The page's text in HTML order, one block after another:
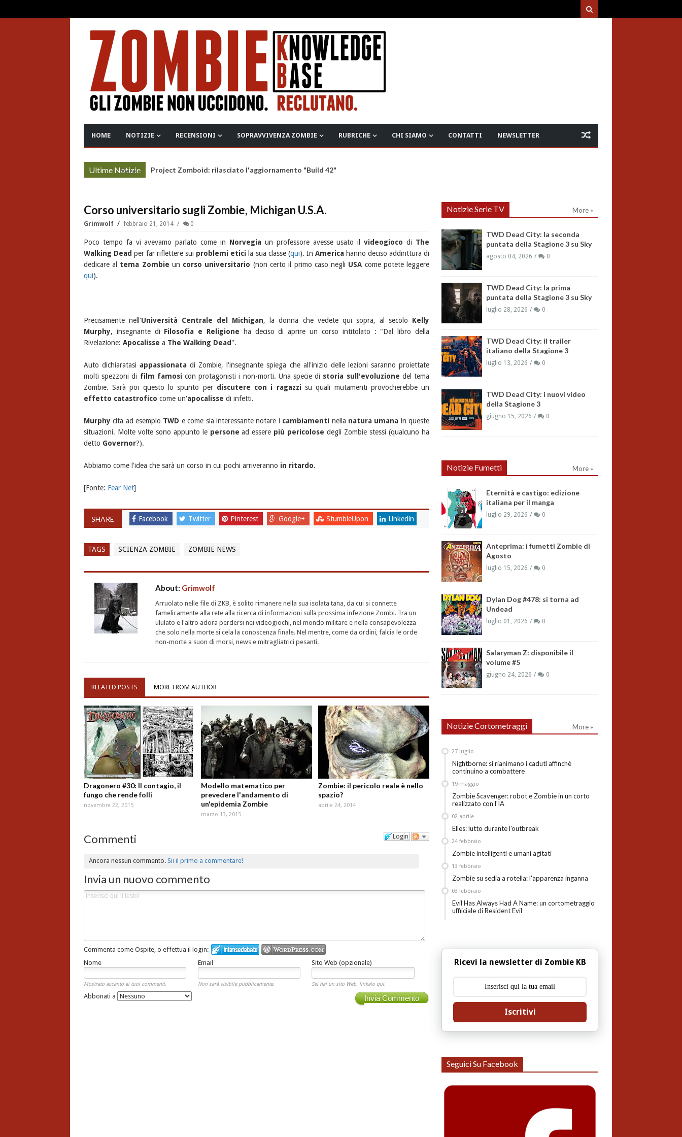
HOME NOTIZIE RECENSIONI SOPRAVVIVENZA ZOMBIE RUBRICHE CHI SIAMO CONTATTI NEWSLETTER
Ultime Notizie
More » Project Zomboid: rilasciato l'aggiornamento "Build 42"
Corso universitario sugli Zombie, Michigan U.S.A.
Grimwolf febbraio 21, 2014 0
Poco tempo fa vi avevamo parlato come in Norvegiaun professore avesse usato ilvideogioco di The
Walking Dead per far riflettere sui problemi etici la sua classe (qui). In Americahanno deciso addirittura di
dedicare al
tema Zombie un corso universitario (non certo il primo caso negli USA come potete leggere
qui).
Precisamente nell'Università Centrale del Michigan, la donna che vedete qui sopra, al secolo Kelly
Murphy, insegnante di Filosofia e Religione ha deciso di aprire un corso intitolato : "Dal libro della
Rivelazione: Apocalisse a The Walking Dead ".
Auto dichiaratasi appassionata di Zombie, l'insegnante spiega che all'inizio delle lezioni saranno proiettate
molti spezzoni di film famosicon protagonisti i non-morti. Una specie di storia sull'evoluzione del tema
Zombie. Sarà poi questo lo spunto per discutere con i ragazzisu quali mutamenti provocherebbe un
effetto catastrofico come un'apocalisse di infetti.
Murphy cita ad esempio TWD e come sia interessante notare i cambiamenti nella natura umana in queste
situazioni. Molte volte sono appunto le persone ad essere più pericolose degli Zombie stessi (qualcuno ha
detto Governor?).
Abbiamo come l'idea che sarà un corso in cui pochi arriveranno in ritardo.
[Fonte: Fear Net]
SHARE Facebook Twitter Pinterest Google+ StumbleUpon Linkedin
TAGS SCIENZA ZOMBIE ZOMBIE NEWS
About: Grimwolf
Arruolato nelle file di ZKB, è solito rimanere nella sua isolata tana, da cui si connette
famelicamente alla rete alla ricerca di informazioni sulla prossima infezione Zombi. Tra un
ululato e l'altro adora perdersi nei videogiochi, nel mondo militare e nella consapevolezza
che solo nella morte si cela la conoscenza finale. Nel mentre, come da ordini, falcia le orde
non-morte a suon di morsi, news e mitragliatrici pesanti.
RELATED POSTS MORE FROM AUTHOR
Dragonero #30: Il contagio, il
fungo che rende folli
novembre 22, 2015
Modello matematico per
prevedere l'andamento di
un'epidemia Zombie
marzo 13, 2015
Zombie: il pericolo reale è nello
spazio?
aprile 24, 2014
Login
Commenti
Ancora nessun commento.Sii il primo a commentare!
Invia un nuovo commento
Commenta come Ospite, o effettua il login:
Nome
Email Sito Web (opzionale)
Mostrato accanto ai tuoi commenti. Non sarà visibile pubblicamente. Sei hai un sito Web, linkalo qui.
Invia Commento
Abbonati a
Notizie Serie TV More »
TWD Dead City: la seconda
puntata della Stagione 3 su Sky
agosto 04, 2026 0
TWD Dead City: la prima
puntata della Stagione 3 su Sky
luglio 28, 2026 0
TWD Dead City: il trailer
italiano della Stagione 3
luglio 13, 2026 0
TWD Dead City: i nuovi video
della Stagione 3
giugno 15, 2026 0
Notizie Fumetti More »
Eternità e castigo: edizione
italiana per il manga
luglio 29, 2026 0
Anteprima: i fumetti Zombie di
Agosto
luglio 15, 2026 0
Dylan Dog #478: si torna ad
Undead
luglio 01, 2026 0
Salaryman Z: disponibile il
volume #5
giugno 24, 2026 0
Notizie Cortometraggi More »
Nightborne: si rianimano i caduti affinchè
continuino a combattere
27 luglio
Zombie Scavenger: robot e Zombie in un corto
realizzato con l'IA
19 maggio
Elles: lutto durante l'outbreak
02 aprile
Zombie intelligenti e umani agitati
24 febbraio
Zombie su sedia a rotella: l'apparenza inganna
13 febbraio
Evil Has Always Had A Name: un cortometraggio
uffiiciale di Resident Evil
03 febbraio
Ricevi la newsletter di Zombie KB
Iscritivi
Seguici Su Facebook